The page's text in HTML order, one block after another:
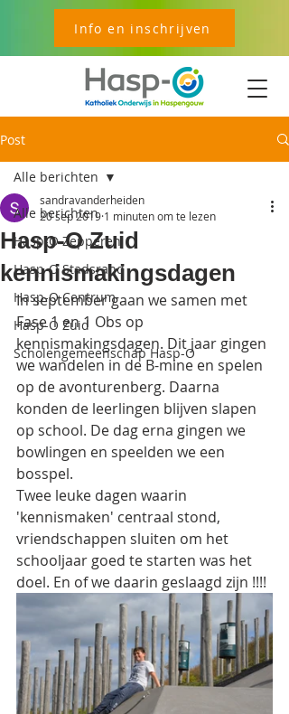
Info en inschrijven
Post
Alle berichten
Hasp-O Zepperen
Hasp-O Stadsrand
Hasp-O Centrum
Hasp-O Zuid
Scholengemeenschap Hasp-O
Alle berichten
Hasp-O Zuid
kennismakingsdagen
sandravanderheiden
20 sep 2019 1 minuten om te lezen
In september gaan we samen met
Fase 1 en 1 Obs op
kennismakingsdagen. Dit jaar gingen
we wandelen in de B-mine en spelen
op de avonturenberg. Daarna
konden de leerlingen blijven slapen
op school. De dag erna gingen we
bowlingen en speelden we een
bosspel.
Twee leuke dagen waarin
'kennismaken' centraal stond,
vriendschappen sluiten om het
schooljaar goed te starten was het
doel. En of we daarin geslaagd zijn !!!!